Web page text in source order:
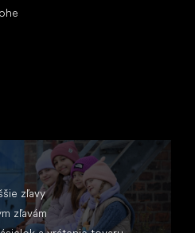
zľavy
zľavám